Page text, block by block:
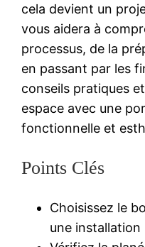
cela devient un
vous aidera à
processus, de la
en passant par les
conseils pratiques
espace avec une
fonctionnelle et
Points Clés
Choisissez le
une installation